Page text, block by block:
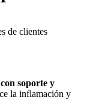
de clientes
soporte y
la inflamación y